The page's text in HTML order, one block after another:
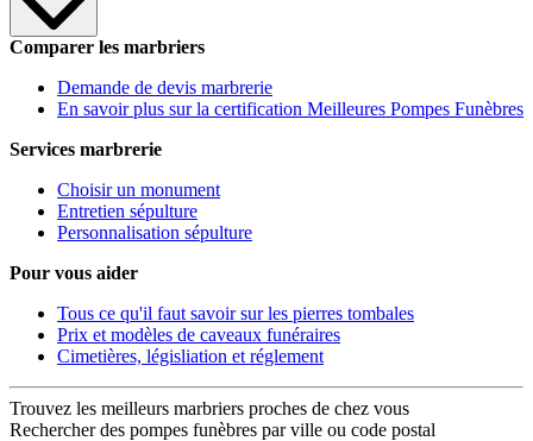
Comparer les marbriers
Demande de devis marbrerie
En savoir plus sur la certification Meilleures Pompes Funèbres
Services marbrerie
Choisir un monument
Entretien sépulture
Personnalisation sépulture
Pour vous aider
Tous ce qu'il faut savoir sur les pierres tombales
Prix et modèles de caveaux funéraires
Cimetières, législiation et réglement
Trouvez les meilleurs marbriers proches de chez vous
Rechercher des pompes funèbres par ville ou code postal